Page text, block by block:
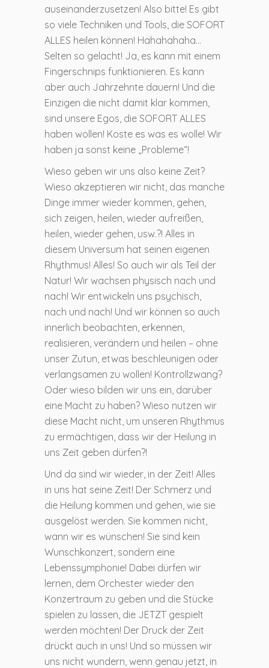
auseinanderzusetzen! Also bitte! Es gibt
so viele Techniken und Tools, die SOFORT
ALLES heilen können! Hahahahaha…
Selten so gelacht! Ja, es kann mit einem
Fingerschnips funktionieren. Es kann
aber auch Jahrzehnte dauern! Und die
Einzigen die nicht damit klar kommen,
sind unsere Egos, die SOFORT ALLES
haben wollen! Koste es was es wolle! Wir
haben ja sonst keine „Probleme“!
Wieso geben wir uns also keine Zeit?
Wieso akzeptieren wir nicht, das manche
Dinge immer wieder kommen, gehen,
sich zeigen, heilen, wieder aufreißen,
heilen, wieder gehen, usw.?! Alles in
diesem Universum hat seinen eigenen
Rhythmus! Alles! So auch wir als Teil der
Natur! Wir wachsen physisch nach und
nach! Wir entwickeln uns psychisch,
nach und nach! Und wir können so auch
innerlich beobachten, erkennen,
realisieren, verändern und heilen – ohne
unser Zutun, etwas beschleunigen oder
verlangsamen zu wollen! Kontrollzwang?
Oder wieso bilden wir uns ein, darüber
eine Macht zu haben? Wieso nutzen wir
diese Macht nicht, um unseren Rhythmus
zu ermächtigen, dass wir der Heilung in
uns Zeit geben dürfen?!
Und da sind wir wieder, in der Zeit! Alles
in uns hat seine Zeit! Der Schmerz und
die Heilung kommen und gehen, wie sie
ausgelöst werden. Sie kommen nicht,
wann wir es wünschen! Sie sind kein
Wunschkonzert, sondern eine
Lebenssymphonie! Dabei dürfen wir
lernen, dem Orchester wieder den
Konzertraum zu geben und die Stücke
spielen zu lassen, die JETZT gespielt
werden möchten! Der Druck der Zeit
drückt auch in uns! Und so müssen wir
uns nicht wundern, wenn genau jetzt, in